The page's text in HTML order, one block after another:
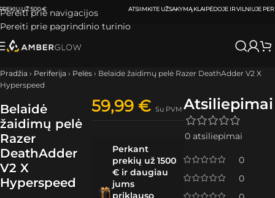
Pereiti prie navigacijos
Pereiti prie pagrindinio turinio
ATSIIMKITE UŽSAKYMĄ KLAIPĖDOJE IR VILNIUJEPER0-3 DARBO DIENAS.
Pradžia › Periferija › Pelės › Belaidė žaidimų pelė Razer DeathAdder V2 X
Hyperspeed
Belaidė
žaidimų pelė
Razer
DeathAdder
V2 X
Hyperspeed
59,99€ Su PVM
Perkant
prekių už 1500
€ ir daugiau
jums
priklauso
Atsiliepimai
0 atsiliepimai
0
0